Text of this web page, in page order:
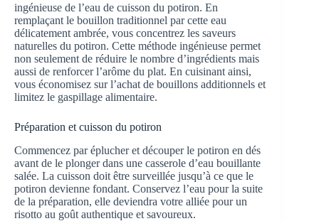
ingénieuse de l’eau de cuisson du potiron. En
remplaçant le bouillon traditionnel par cette eau
délicatement ambrée, vous concentrez les saveurs
naturelles du potiron. Cette méthode ingénieuse permet
non seulement de réduire le nombre d’ingrédients mais
aussi de renforcer l’arôme du plat. En cuisinant ainsi,
vous économisez sur l’achat de bouillons additionnels et
limitez le gaspillage alimentaire.
Préparation et cuisson du potiron
Commencez par éplucher et découper le potiron en dés
avant de le plonger dans une casserole d’eau bouillante
salée. La cuisson doit être surveillée jusqu’à ce que le
potiron devienne fondant. Conservez l’eau pour la suite
de la préparation, elle deviendra votre alliée pour un
risotto au goût authentique et savoureux.